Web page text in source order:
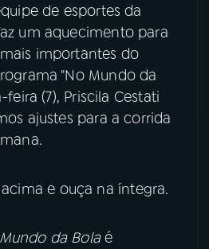
Facebook
de esportes da
um aquecimento para
importantes do
"No Mundo da
feira (7), Priscila Cestati
ajustes para a corrida
e ouça na íntegra.
da Bolaé